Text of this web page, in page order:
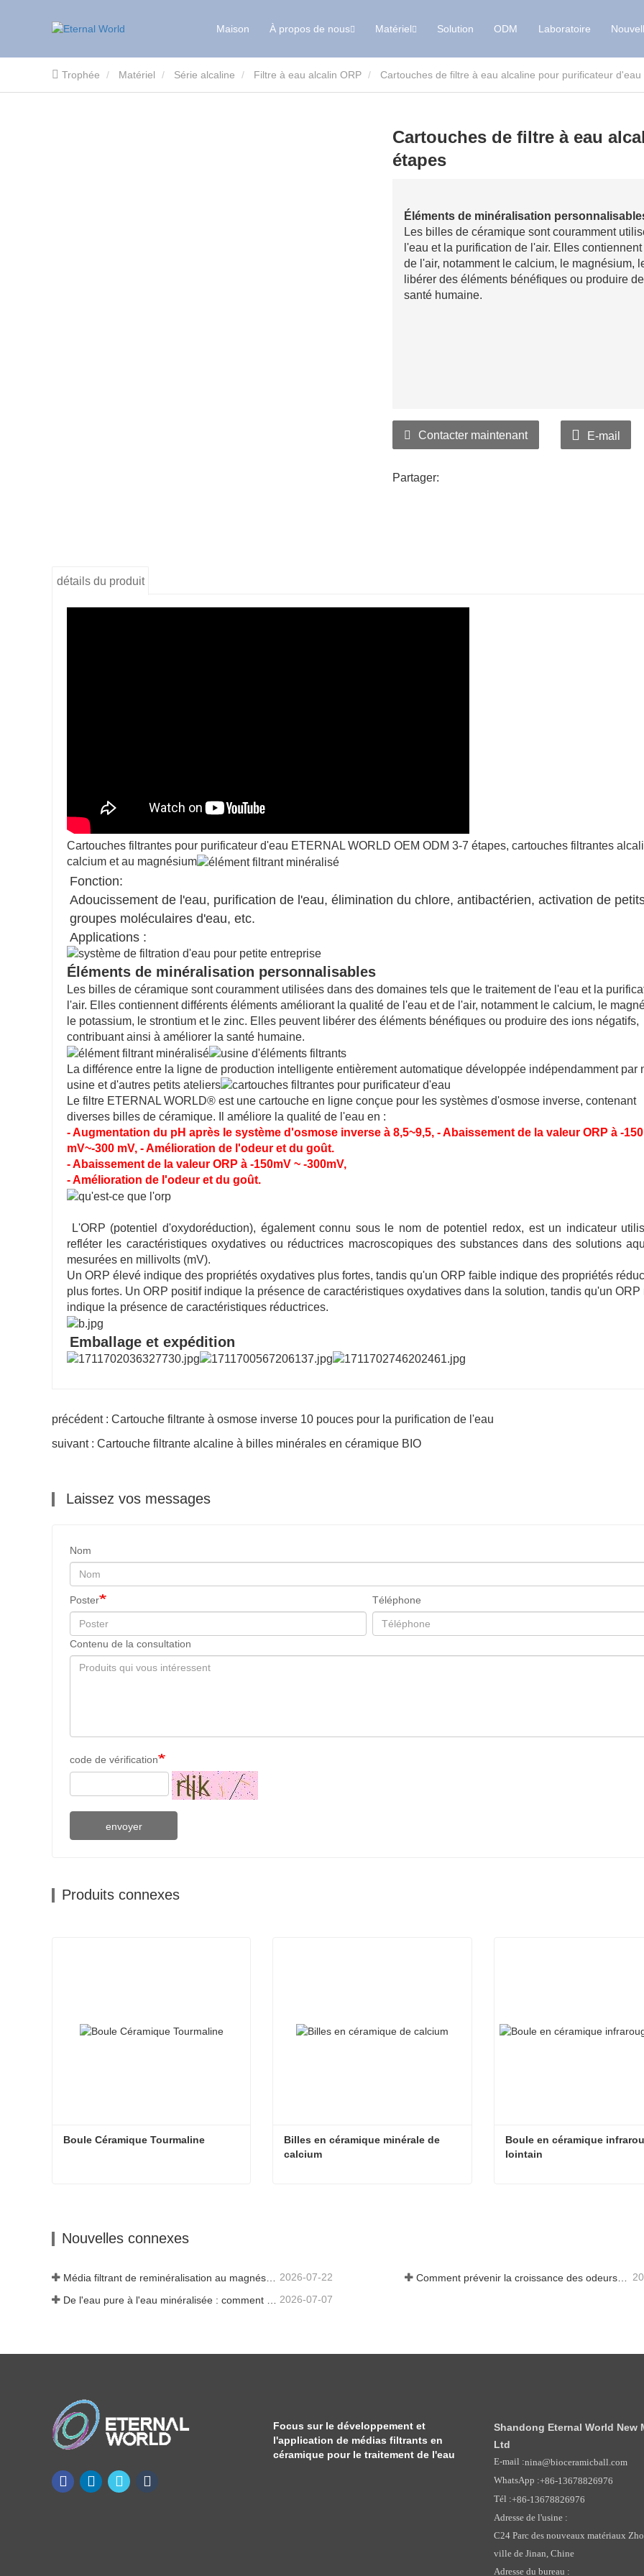
Maison À propos de nous Matériel Solution ODM Laboratoire
Trophée Matériel Série alcaline Filtre à eau alcalin ORP Cartouches de filtre à eau alcaline pour purificateur
Cartouches de filtre à eau
étapes
Éléments de minéralisation
Les billes de céramique sont couramment
l'eau et la purification de l'air. Elles
de l'air, notamment le calcium, le magnésium,
libérer des éléments bénéfiques ou produire
santé humaine.
Contacter maintenant E-mail
Partager:
détails du produit
Cartouches filtrantes pour purificateur d'eau ETERNAL WORLD OEM ODM 3-7 étapes, cartouches filtrantes
calcium et au magnésium
Fonction:
Adoucissement de l'eau, purification de l'eau, élimination du chlore, antibactérien, activation de
groupes moléculaires d'eau, etc.
Applications :
Éléments de minéralisation personnalisables
Les billes de céramique sont couramment utilisées dans des domaines tels que le traitement de l'eau et la
l'air. Elles contiennent différents éléments améliorant la qualité de l'eau et de l'air, notamment le calcium, le
le potassium, le strontium et le zinc. Elles peuvent libérer des éléments bénéfiques ou produire des ions négatifs,
contribuant ainsi à améliorer la santé humaine.
La différence entre la ligne de production intelligente entièrement automatique développée indépendamment par
usine et d'autres petits ateliers
Le filtre ETERNAL WORLD® est une cartouche en ligne conçue pour les systèmes d'osmose inverse, contenant
diverses billes de céramique. Il améliore la qualité de l'eau en :
- Augmentation du pH après le système d'osmose inverse à 8,5~9,5, - Abaissement de la valeur ORP à -150
mV~-300 mV, - Amélioration de l'odeur et du goût.
- Abaissement de la valeur ORP à -150mV ~ -300mV,
- Amélioration de l'odeur et du goût.
L'ORP (potentiel d'oxydoréduction), également connu sous le nom de potentiel redox, est un indicateur
refléter les caractéristiques oxydatives ou réductrices macroscopiques des substances dans des solutions
mesurées en millivolts (mV).
Un ORP élevé indique des propriétés oxydatives plus fortes, tandis qu'un ORP faible indique des propriétés
plus fortes. Un ORP positif indique la présence de caractéristiques oxydatives dans la solution, tandis qu'un ORP
indique la présence de caractéristiques réductrices.
Emballage et expédition
précédent : Cartouche filtrante à osmose inverse 10 pouces pour la purification de l'eau
suivant : Cartouche filtrante alcaline à billes minérales en céramique BIO
Laissez vos messages
Nom
Poster Téléphone
Contenu de la consultation
code de vérification
envoyer
Produits connexes
Boule Céramique Tourmaline
Billes en céramique minérale de
calcium
Boule en céramique
lointain
Nouvelles connexes
2026-07-22 Comment prévenir la croissance des odeurs et des bactéries dans les réservoirs d'eaux usées des balayeuses de sol
De l'eau pure à l'eau minéralisée : comment ETERNAL WORLD mène l'ère de la minéralisation de l'eau potable en réseau 2026-07-07
Focus sur le développement et
l'application de médias filtrants en
céramique pour le traitement de l'eau
Shandong Eternal World New
Ltd
E-mail :nina@bioceramicball.com
WhatsApp :+86-13678826976
Tél :+86-13678826976
Adresse de l'usine :
C24 Parc des nouveaux matériaux
ville de Jinan, Chine
Adresse du bureau :